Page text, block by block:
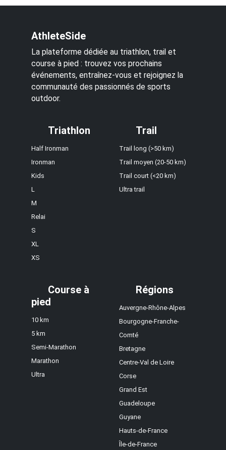
AthleteSide
La plateforme dédiée au triathlon, trail et
course à pied : trouvez vos prochains
événements, entraînez-vous et rejoignez la
communauté des passionnés de sports
outdoor.
Triathlon
Half Ironman
Ironman
Kids
L
M
Relai
S
XL
XS
Trail
Trail long (>50 km)
Trail moyen (20-50 km)
Trail court (<20 km)
Ultra trail
Course à
pied
10 km
5 km
Semi-Marathon
Marathon
Ultra
Régions
Auvergne-Rhône-Alpes
Bourgogne-Franche-
Comté
Bretagne
Centre-Val de Loire
Corse
Grand Est
Guadeloupe
Guyane
Hauts-de-France
Île-de-France